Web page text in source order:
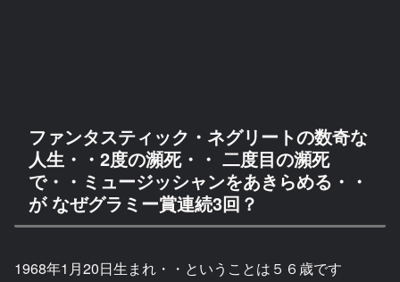
ファンタスティック・ネグリートの数奇な
人生・・2度の瀕死・・ 二度目の瀕死
で・・ミュージッシャンをあきらめる・・
が なぜグラミー賞連続3回？
1968年1月20日生まれ・・ということは５６歳です